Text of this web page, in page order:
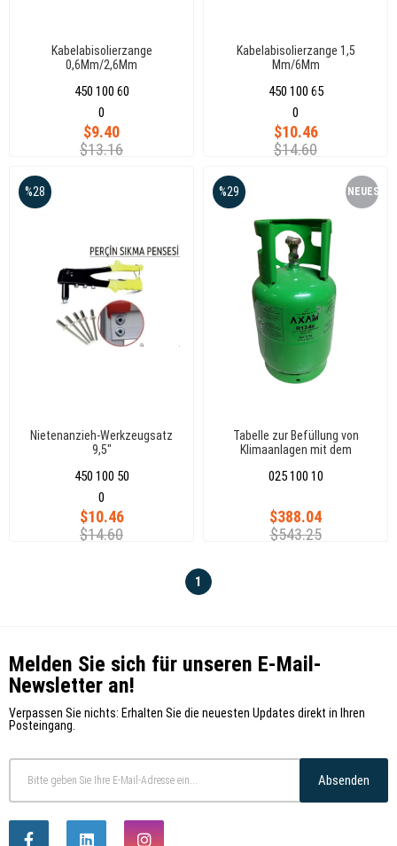
Kabelabisolierzange
0,6Mm/2,6Mm
450 100 60
$9.40
$13.16
0
Kabelabisolierzange 1,5
Mm/6Mm
450 100 65
$10.46
$14.60
0
Nietenanzieh-Werkzeugsatz
9,5"
450 100 50
$10.46
$14.60
%28
0
Tabelle zur Befüllung von
Klimaanlagen mit dem
025 100 10
$388.04
$543.25
%29 NEUES
1
Melden Sie sich für unseren E-Mail-
Newsletter an!
Verpassen Sie nichts: Erhalten Sie die neuesten Updates direkt in Ihren
Posteingang.
Absenden